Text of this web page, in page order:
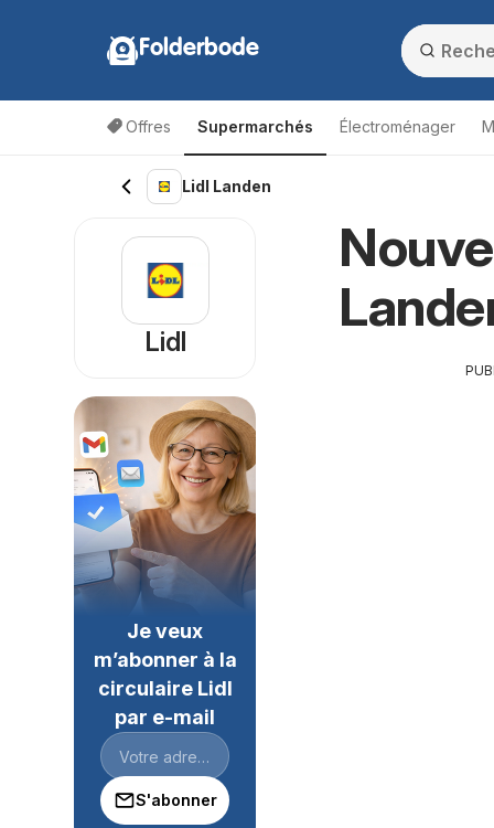
Folderbode
Offres Supermarchés Électroménager
Lidl Landen
Lidl
Je veux
m’abonner à la
circulaire Lidl
par e-mail
S'abonner